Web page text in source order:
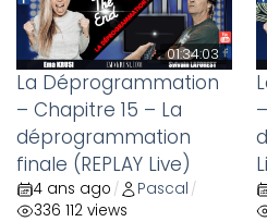
01:34:03
La Déprogrammation
– Chapitre 15 – La
déprogrammation
finale (REPLAY Live)
4 ans ago / Pascal /
336 112 views